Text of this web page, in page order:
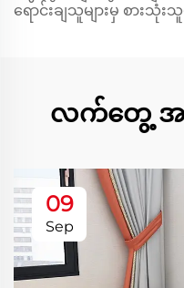
ရောင်းချသူများမှ စား
လက်တွေ့ အက
09
Sep